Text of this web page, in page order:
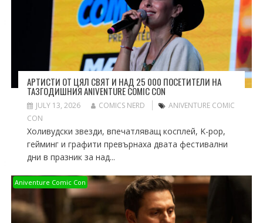
АРТИСТИ ОТ ЦЯЛ СВЯТ И НАД 25 000 ПОСЕТИТЕЛИ НА
ТАЗГОДИШНИЯ ANIVENTURE COMIC CON
JULY 13, 2026 COMICS NERD
ANIVENTURE COMIC
CON
Холивудски звезди, впечатляващ косплей, K-pop,
гейминг и графити превърнаха двата фестивални
дни в празник за над...
Aniventure Comic Con